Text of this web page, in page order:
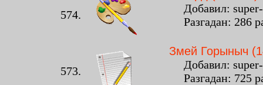
574.
Добавил: super-
Разгадан: 286
573.
Змей Горыныч
Добавил: super-
Разгадан: 725